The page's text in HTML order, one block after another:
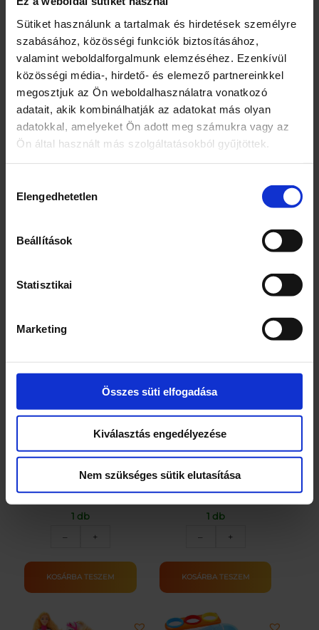
Sütiket használunk a tartalmak és hirdetések személyre
szabásához, közösségi funkciók biztosításához,
valamint weboldalforgalmunk elemzéséhez. Ezenkívül
közösségi média-, hirdető- és elemező partnereinkkel
megosztjuk az Ön weboldalhasználatra vonatkozó
adatait, akik kombinálhatják az adatokat más olyan
adatokkal, amelyeket Ön adott meg számukra vagy az
Ön által használt más szolgáltatásokból gyűjtöttek.
kiválasztása
Elengedhetetlen
Beállítások
Statisztikai
Marketing
Összes süti elfogadása
Kiválasztás engedélyezése
Nem szükséges sütik elutasítása
i
s
é
g
A készlet tartalmaz egy tollat, amely
megkönnyíti az írást a táblagépre.
Az első grafikus tábla egy gyermek számára
egy olyan játék, amely megfertőzheti a
gyermeket a rajongás iránti rajongással,
valamint saját koncepciók és grafikák
létrehozásával.
Mása gyurmakészlet
6300Ft
1 db
–
mennyiség
+
KOSÁRBA TESZEM
Tűzoltó készlet
10900Ft
1 db
–
mennyiség
+
KOSÁRBA TESZEM